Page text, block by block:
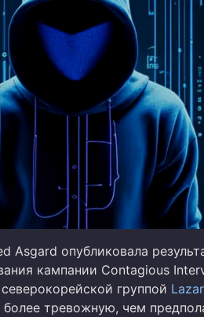
Asgard опубликовала
кампании Contagious
группой
более тревожную, чем